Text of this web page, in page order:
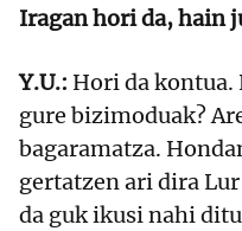
Iragan hori da, hain
Y.U.: Hori da kontua.
gure bizimoduak?
bagaramatza.
gertatzen ari dira
da guk ikusi nahi